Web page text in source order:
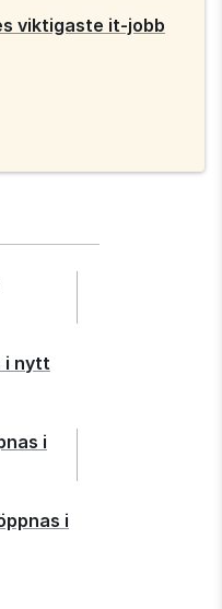
viktigaste it-jobb
i nytt
i
i